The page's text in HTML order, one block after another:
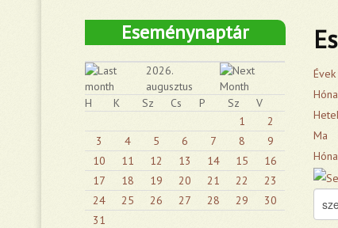
Évek
Ma
Eseménynaptár
2026.
augusztus
H
K Sz Cs P Sz
V
1
2
3
4 5 6 7 8
9
10
11 12 13 14 15
16
17
18 19 20 21 22
23
24
25 26 27 28 29
30
31